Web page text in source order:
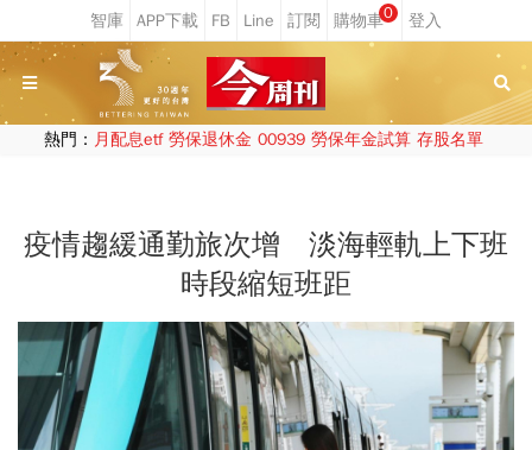
0
熱門： 月配息etf 勞保退休金 00939 勞保年金試算 存股名單
疫情趨緩通勤旅次增 淡海輕軌上下班
時段縮短班距